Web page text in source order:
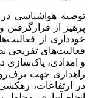
توصیه هواشناسی
پرهیز از قرارگرفتن
خودداری از
فعالیت‌های تفریحی
و امدادی، پاک‌سازی
راهداری جهت
در ارتفاعات،